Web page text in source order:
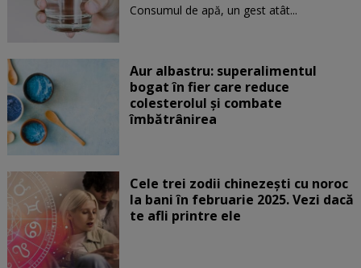
Consumul de apă, un gest atât...
Aur albastru: superalimentul
bogat în fier care reduce
colesterolul și combate
îmbătrânirea
Cele trei zodii chinezești cu noroc
la bani în februarie 2025. Vezi dacă
te afli printre ele